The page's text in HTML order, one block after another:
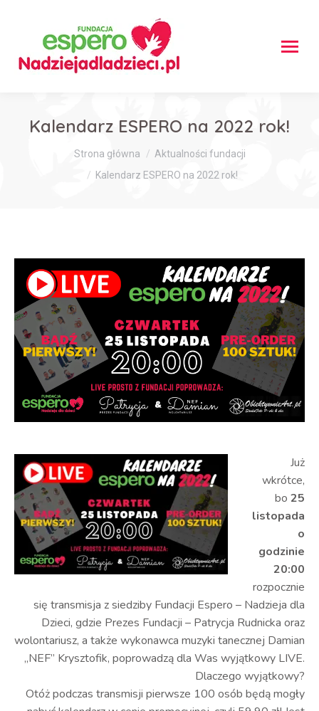
Kalendarz ESPERO na 2022 rok!
Strona główna
Aktualności fundacji
Kalendarz ESPERO na 2022 rok!
Już
wkrótce,
bo 25
listopada
o
godzinie
20:00
rozpocznie
się transmisja z siedziby Fundacji Espero – Nadzieja dla
Dzieci, gdzie Prezes Fundacji – Patrycja Rudnicka oraz
wolontariusz, a także wykonawca muzyki tanecznej Damian
„NEF” Krysztofik, poprowadzą dla Was wyjątkowy LIVE.
Dlaczego wyjątkowy?
Otóż podczas transmisji pierwsze 100 osób będą mogły